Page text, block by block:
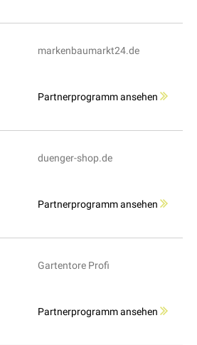
markenbaumarkt24.de
Partnerprogramm ansehen
duenger-shop.de
Partnerprogramm ansehen
Gartentore Profi
Partnerprogramm ansehen